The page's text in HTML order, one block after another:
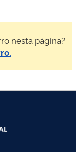
nesta página?